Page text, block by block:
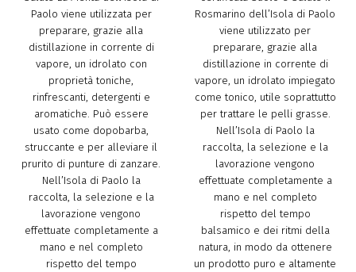
Paolo viene utilizzata per
preparare, grazie alla
distillazione in corrente di
vapore, un idrolato con
proprietà toniche,
rinfrescanti, detergenti e
aromatiche. Può essere
usato come dopobarba,
struccante e per alleviare il
prurito di punture di zanzare.
Nell’Isola di Paolo la
raccolta, la selezione e la
lavorazione vengono
effettuate completamente a
mano e nel completo
rispetto del tempo
Rosmarino dell’Isola di Paolo
viene utilizzato per
preparare, grazie alla
distillazione in corrente di
vapore, un idrolato impiegato
come tonico, utile soprattutto
per trattare le pelli grasse.
Nell’Isola di Paolo la
raccolta, la selezione e la
lavorazione vengono
effettuate completamente a
mano e nel completo
rispetto del tempo
balsamico e dei ritmi della
natura, in modo da ottenere
un prodotto puro e altamente